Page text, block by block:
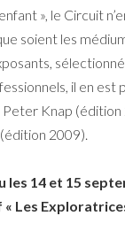
», le Circuit
soient les
il en est
Knap
2009).
les 14 et 15
Les